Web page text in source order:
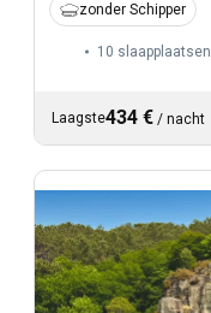
zonder Schipper
10 slaapplaatsen
Laagste434 € / nacht